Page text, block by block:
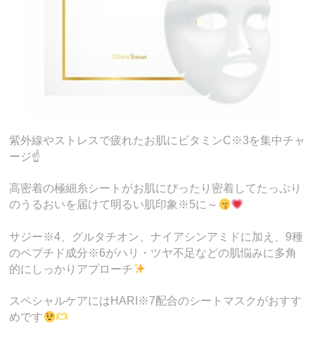
紫外線やストレスで疲れたお肌にビタミンC※3を集中チャ
ージ☝️
高密着の極細糸シートがお肌にぴったり密着してたっぷり
のうるおいを届けて明るい肌印象※5に～
サジー※4、グルタチオン、ナイアシンアミドに加え、9種
のペプチド成分※6がハリ・ツヤ不足などの肌悩みに多角
的にしっかりアプローチ
スペシャルケアにはHARI※7配合のシートマスクがおすす
めです